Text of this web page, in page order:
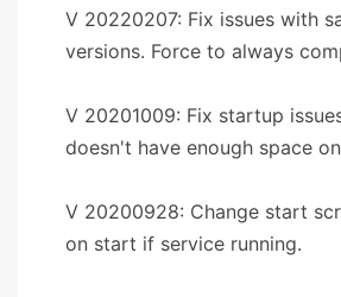
V 20220207: Fix issues with
versions. Force to always
V 20201009: Fix startup
doesn't have enough space
V 20200928: Change start
on start if service running.